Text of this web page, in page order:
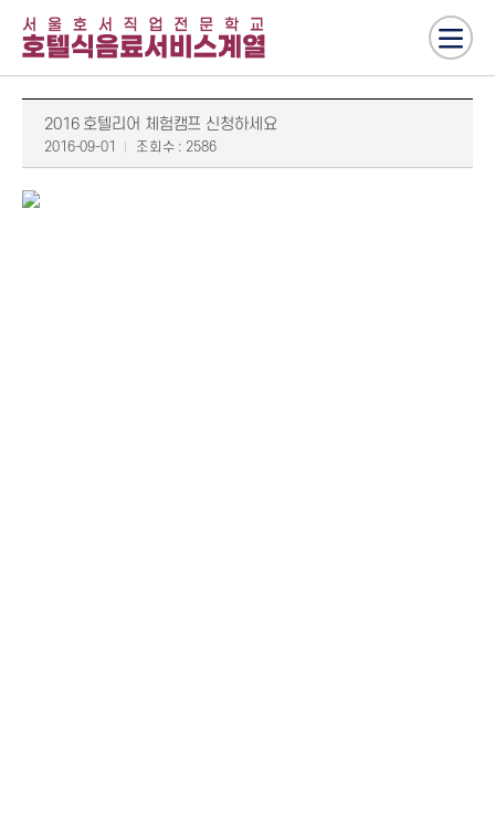
2016 호텔리어 체험캠프 신청하세요
2016-09-01 조회수 : 2586